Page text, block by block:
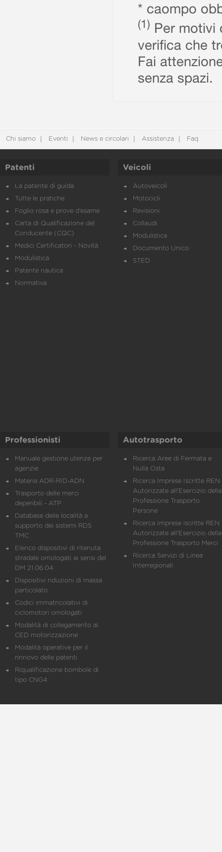
* caompo
(1) Per motivi
verifica che
Fai
senza spazi.
Chi siamo Eventi News e circolari Assistenza Faq
Patenti
La patente di guida
Tutte le pratiche
Foglio rosa e prove d’esame
Carta di Qualificazione del
Conducente (CQC)
Medici Certificatori - Novità
Modulistica
Patente nautica
Normativa
Veicoli
Autoveicoli
Motocicli
Revisioni
Collaudi
Modulistica
Documento Unico
STED
Professionisti
Manuale gestione utenze per
agenzie
Materia ADR-RID-ADN
Trasporto delle merci
deperibili - ATP
Database delle località a
supporto dei sistemi RDS
TMC
Elenco dispositivi di ritenuta
stradale omologati ai sensi del
DM 21.06.04
Dispositivi riduzioni di massa
particolato
Codici immatricolativi di
ciclomotori omologati
Modalità di collegamento al
CED motorizzazione
Modalità operative per il
rinnovo delle patenti
Riqualificazione bombole di
tipo CNG4
Autotrasporto
Ricerca Aree di Fermata e
Nulla Osta
Ricerca Imprese Iscritte REN
Autorizzate all'Esercizio della
Professione Trasporto
Persone
Ricerca Imprese iscritte REN
Autorizzate all'Esercizio della
Professione Trasporto Merci
Ricerca Servizi di Linea
Interregionali